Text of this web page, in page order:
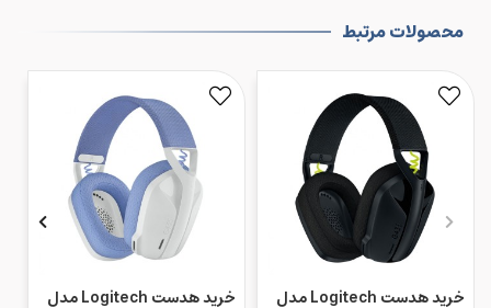
محصولات مرتبط
خرید هدست Logitech مدل
خرید هدست Logitech مدل